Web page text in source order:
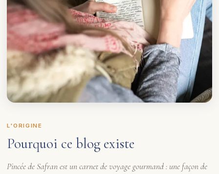
L'ORIGINE
Pourquoi ce blog existe
Pincée de Safran est un carnet de voyage gourmand : une façon de